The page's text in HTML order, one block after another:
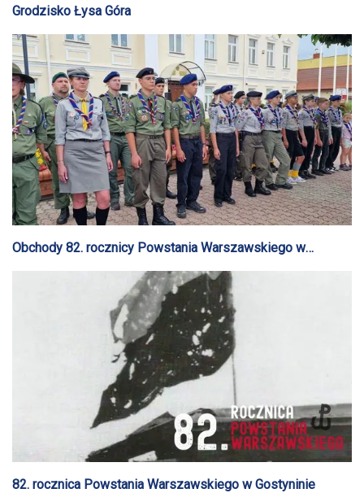
Grodzisko Łysa Góra
Obchody 82. rocznicy Powstania Warszawskiego w
Gostyninie
82. rocznica Powstania Warszawskiego w Gostyninie